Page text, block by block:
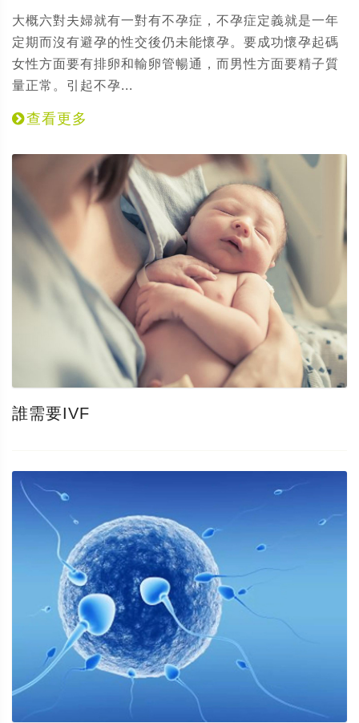
大概六對夫婦就有一對有不孕症，不孕症定義就是一年
定期而沒有避孕的性交後仍未能懷孕。要成功懷孕起碼
女性方面要有排卵和輸卵管暢通，而男性方面要精子質
量正常。引起不孕...
查看更多
誰需要IVF